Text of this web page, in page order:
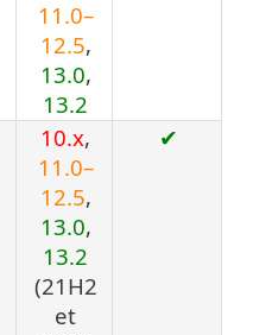
11.0–
12.5,
13.0,
13.2
10.x,
11.0–
12.5,
13.0,
13.2
(21H2
et
✔